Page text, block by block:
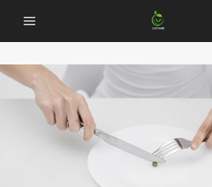
содержанию